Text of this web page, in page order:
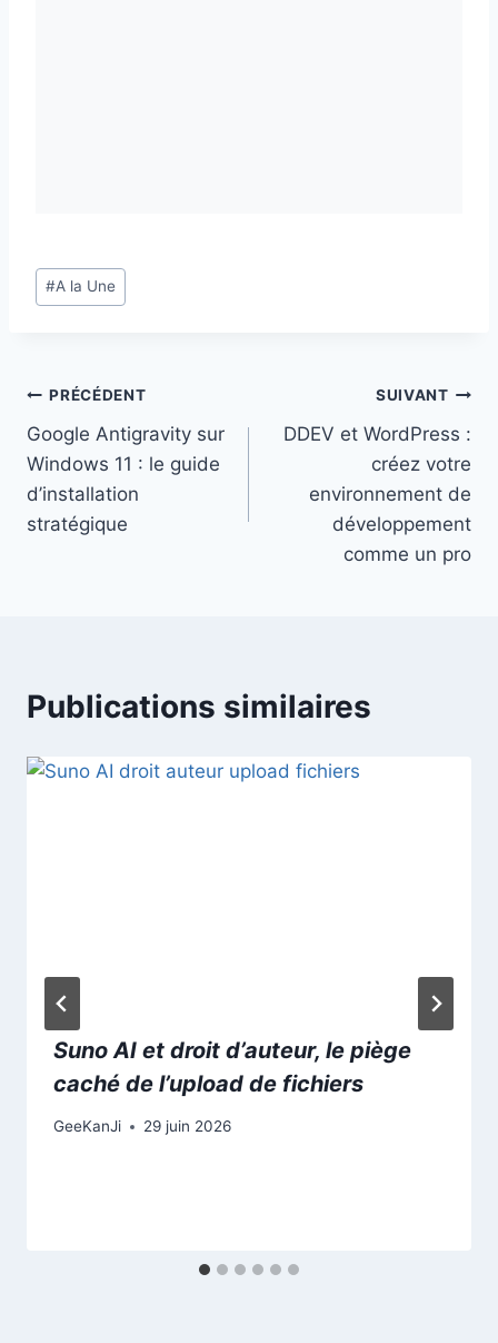
Étiquettes
de
#A la Une
Navigation
de
l’article
PRÉCÉDENT
Google Antigravity sur
Windows 11 : le guide
d’installation
stratégique
SUIVANT
DDEV et WordPress :
créez votre
environnement de
développement
comme un pro
Publications similaires
Suno AI et droit d’auteur, le piège
caché de l’upload de fichiers
GeeKanJi 29 juin 2026